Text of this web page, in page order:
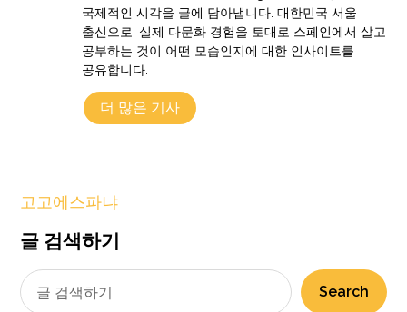
국제적인 시각을 글에 담아냅니다. 대한민국 서울
출신으로, 실제 다문화 경험을 토대로 스페인에서 살고
공부하는 것이 어떤 모습인지에 대한 인사이트를
공유합니다.
더 많은 기사
고고에스파냐
글 검색하기
Search